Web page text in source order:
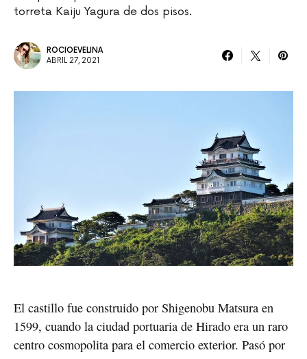
torreta Kaiju Yagura de dos pisos.
ROCIOEVELINA
ABRIL 27, 2021
El castillo fue construido por Shigenobu Matsura en
1599, cuando la ciudad portuaria de Hirado era un raro
centro cosmopolita para el comercio exterior. Pasó por